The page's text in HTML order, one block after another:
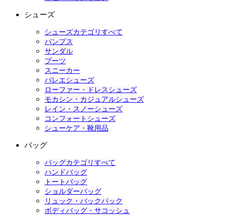
シューズ
シューズカテゴリすべて
パンプス
サンダル
ブーツ
スニーカー
バレエシューズ
ローファー・ドレスシューズ
モカシン・カジュアルシューズ
レイン・スノーシューズ
コンフォートシューズ
シューケア・靴用品
バッグ
バッグカテゴリすべて
ハンドバッグ
トートバッグ
ショルダーバッグ
リュック・バックパック
ボディバッグ・サコッシュ